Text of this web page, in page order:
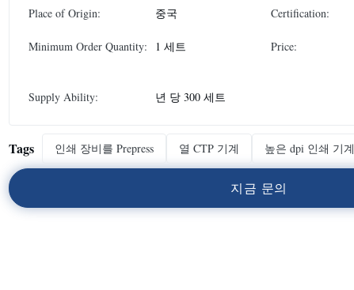
Place of Origin: 중국 Certification:
Minimum Order Quantity: 1 세트 Price:
Supply Ability: 년 당 300 세트
Tags 인쇄 장비를 Prepress 열 CTP 기계 높은 dpi 인쇄 기계
지금 문의